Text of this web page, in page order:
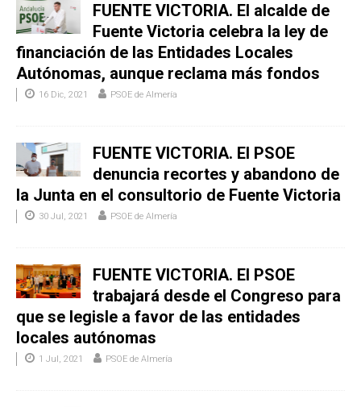
FUENTE VICTORIA. El alcalde de
Fuente Victoria celebra la ley de
financiación de las Entidades Locales
Autónomas, aunque reclama más fondos
16 Dic, 2021 PSOE de Almería
FUENTE VICTORIA. El PSOE
denuncia recortes y abandono de
la Junta en el consultorio de Fuente Victoria
30 Jul, 2021 PSOE de Almería
FUENTE VICTORIA. El PSOE
trabajará desde el Congreso para
que se legisle a favor de las entidades
locales autónomas
1 Jul, 2021 PSOE de Almería